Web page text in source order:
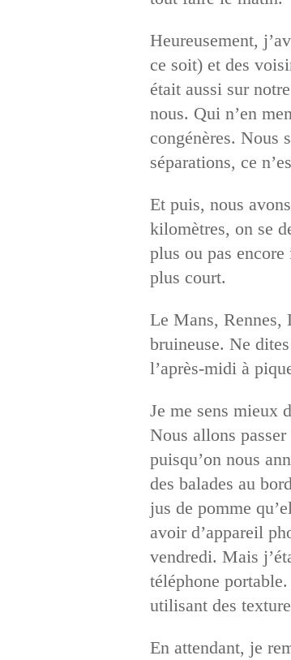
Heureusement,
ce soit) et des
était aussi sur
nous. Qui n’en
congénères. Nous
séparations, ce
Et puis, nous
kilomètres, on se
plus ou pas
plus court.
Le Mans, Rennes,
bruineuse. Ne
l’après-midi à
Je me sens mieux
Nous allons
puisqu’on nous
des balades au
jus de pomme
avoir d’appareil
vendredi. Mais
téléphone
utilisant des
En attendant, je